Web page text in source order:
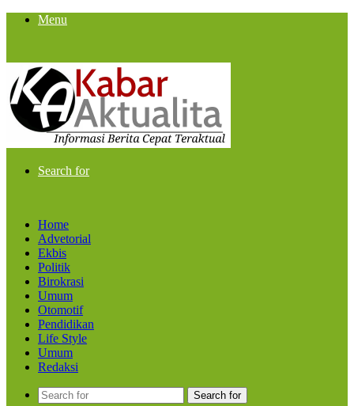
Menu
Search for
Home
Advetorial
Ekbis
Politik
Birokrasi
Umum
Otomotif
Pendidikan
Life Style
Umum
Redaksi
Search for